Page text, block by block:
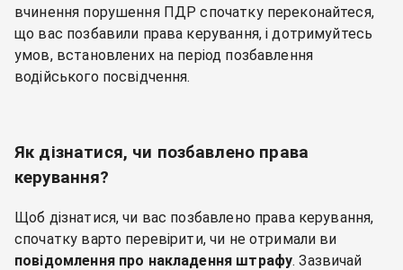
вчинення порушення ПДР спочатку переконайтеся,
що вас позбавили права керування, і дотримуйтесь
умов, встановлених на період позбавлення
водійського посвідчення.
Як дізнатися, чи позбавлено права
керування?
Щоб дізнатися, чи вас позбавлено права керування,
спочатку варто перевірити, чи не отримали ви
повідомлення про накладення штрафу. Зазвичай